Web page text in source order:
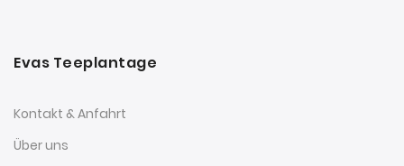
Evas Teeplantage
Kontakt & Anfahrt
Über uns